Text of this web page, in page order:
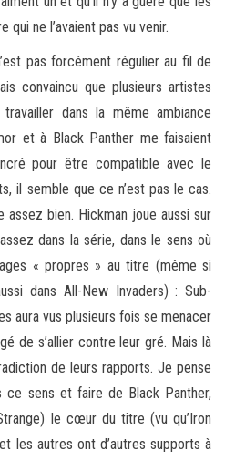
qui ne l’avaient pas vu venir.
pas forcément régulier au fil de
convaincu que plusieurs artistes
dans la même ambiance
et à Black Panther me faisaient
pour être compatible avec le
il semble que ce n’est pas le cas.
assez bien. Hickman joue aussi sur
dans la série, dans le sens où
« propres » au titre (même si
dans All-New Invaders) : Sub-
aura vus plusieurs fois se menacer
de s’allier contre leur gré. Mais là
de leurs rapports. Je pense
ce sens et faire de Black Panther,
le cœur du titre (vu qu’Iron
les autres ont d’autres supports à